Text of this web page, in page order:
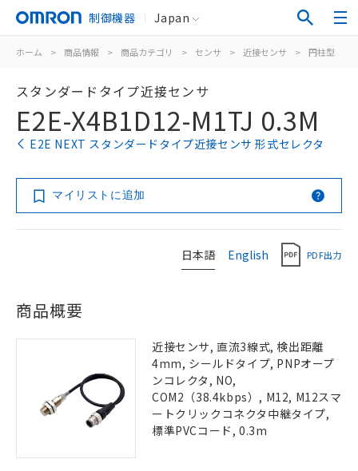
制御機器 Japan
ホーム > 商品情報 > 商品カテゴリ > センサ > 近接センサ > 円柱型
スタンダードタイプ近接センサ
E2E-X4B1D12-M1TJ 0.3M
E2E NEXT スタンダードタイプ近接センサ 形式セレクタ
マイリストに追加
日本語 English PDF出力
商品概要
近接センサ, 直流3線式, 検出距離
4mm, シールドタイプ, PNPオープ
ンコレクタ, NO,
COM2（38.4kbps）, M12, M12スマ
ートクリックコネクタ中継タイプ,
標準PVCコード, 0.3m